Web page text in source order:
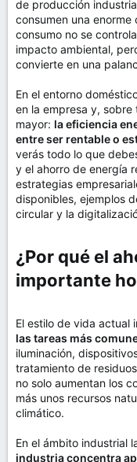
de producción
consumen una
consumo no se
impacto ambiental,
convierte en una
En el entorno
en la empresa y,
mayor: la eficiencia
entre ser rentable o
verás todo lo que
y el ahorro de energía
estrategias
disponibles, ejemplos
circular y la
¿Por qué el
importante
El estilo de vida actual
las tareas más
iluminación,
tratamiento de
no solo aumentan los
más unos recursos
climático.
En el ámbito industrial
industria concentra